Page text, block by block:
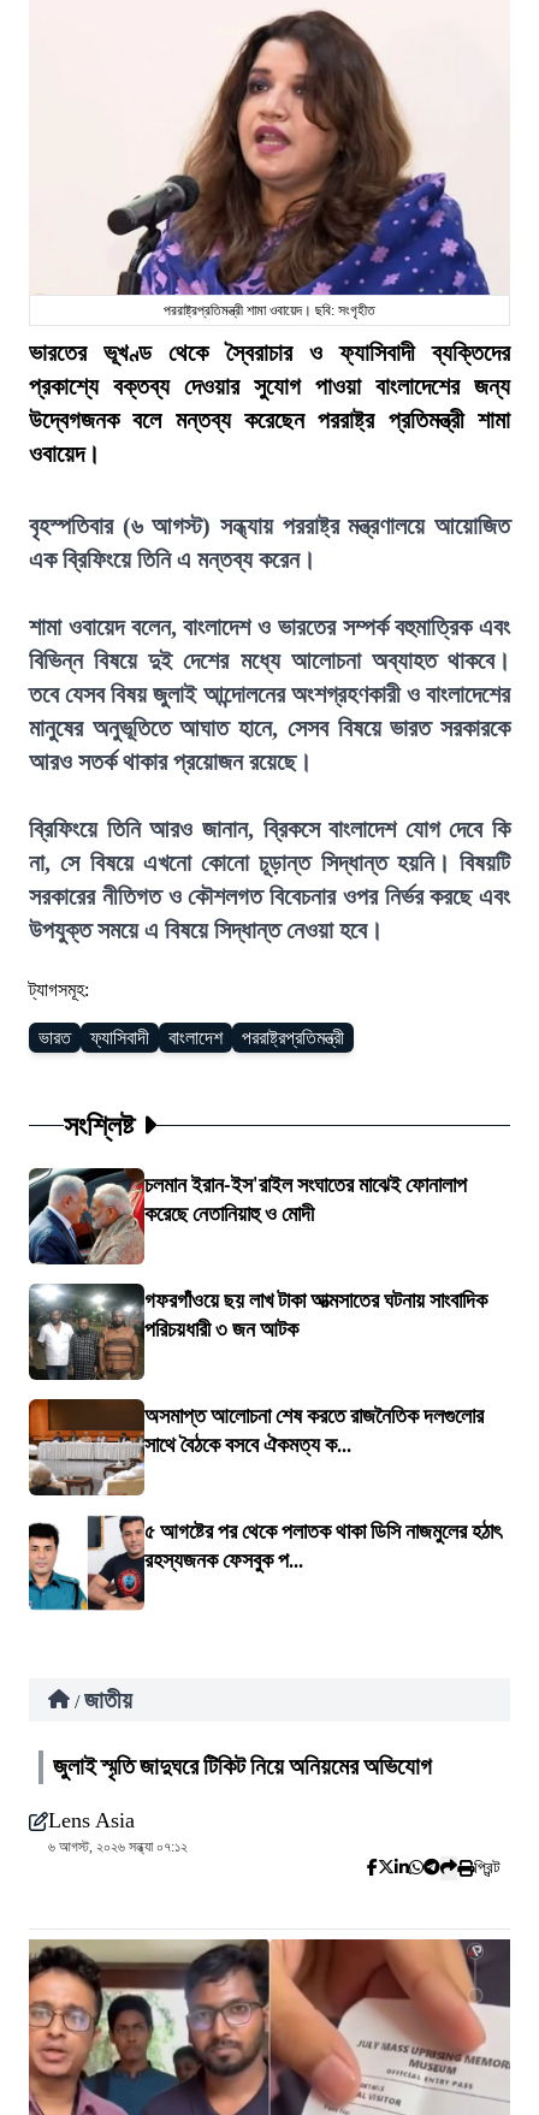
পররাষ্ট্রপ্রতিমন্ত্রী শামা ওবায়েদ। ছবি: সংগৃহীত
ভারতের ভূখণ্ড থেকে স্বৈরাচার ও ফ্যাসিবাদী ব্যক্তিদের
প্রকাশ্যে বক্তব্য দেওয়ার সুযোগ পাওয়া বাংলাদেশের জন্য
উদ্বেগজনক বলে মন্তব্য করেছেন পররাষ্ট্র প্রতিমন্ত্রী শামা
ওবায়েদ।
বৃহস্পতিবার (৬ আগস্ট) সন্ধ্যায় পররাষ্ট্র মন্ত্রণালয়ে আয়োজিত
এক ব্রিফিংয়ে তিনি এ মন্তব্য করেন।
শামা ওবায়েদ বলেন, বাংলাদেশ ও ভারতের সম্পর্ক বহুমাত্রিক এবং
বিভিন্ন বিষয়ে দুই দেশের মধ্যে আলোচনা অব্যাহত থাকবে।
তবে যেসব বিষয় জুলাই আন্দোলনের অংশগ্রহণকারী ও বাংলাদেশের
মানুষের অনুভূতিতে আঘাত হানে, সেসব বিষয়ে ভারত সরকারকে
আরও সতর্ক থাকার প্রয়োজন রয়েছে।
ব্রিফিংয়ে তিনি আরও জানান, ব্রিকসে বাংলাদেশ যোগ দেবে কি
না, সে বিষয়ে এখনো কোনো চূড়ান্ত সিদ্ধান্ত হয়নি। বিষয়টি
সরকারের নীতিগত ও কৌশলগত বিবেচনার ওপর নির্ভর করছে এবং
উপযুক্ত সময়ে এ বিষয়ে সিদ্ধান্ত নেওয়া হবে।
ট্যাগসমূহ:
ভারত ফ্যাসিবাদী বাংলাদেশ পররাষ্ট্রপ্রতিমন্ত্রী
সংশ্লিষ্ট
চলমান ইরান-ইস'রাইল সংঘাতের মাঝেই ফোনালাপ
করেছে নেতানিয়াহু ও মোদী
গফরগাঁওয়ে ছয় লাখ টাকা আত্মসাতের ঘটনায় সাংবাদিক
পরিচয়ধারী ৩ জন আটক
অসমাপ্ত আলোচনা শেষ করতে রাজনৈতিক দলগুলোর
সাথে বৈঠকে বসবে ঐকমত্য ক...
৫ আগষ্টের পর থেকে পলাতক থাকা ডিসি নাজমুলের হঠাৎ
রহস্যজনক ফেসবুক প...
/ জাতীয়
জুলাই স্মৃতি জাদুঘরে টিকিট নিয়ে অনিয়মের অভিযোগ
Lens Asia
৬ আগস্ট, ২০২৬ সন্ধ্যা ০৭:১২
প্রিন্ট